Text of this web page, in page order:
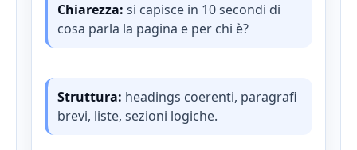
Chiarezza: si capisce in 10 secondi di
cosa parla la pagina e per chi è?
Struttura: headings coerenti, paragrafi
brevi, liste, sezioni logiche.